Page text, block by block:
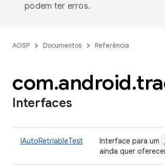
podem ter erros.
AOSP Documentos Referência
com.android.
Interfaces
IAutoRetriableTest Interface para um
ainda quer